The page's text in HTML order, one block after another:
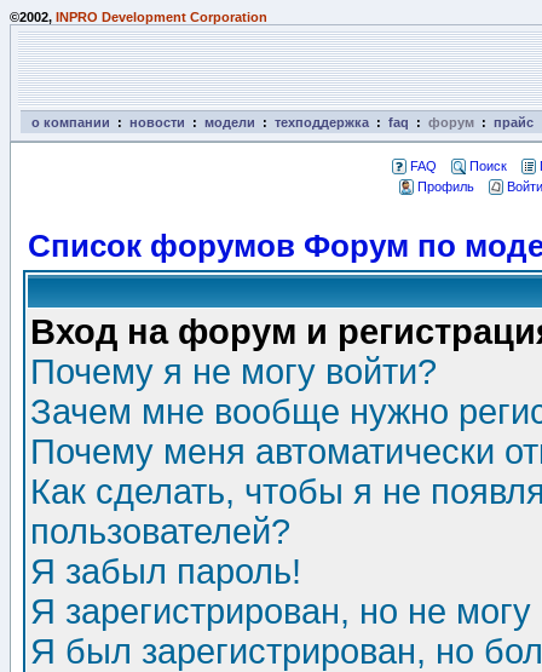
©2002, INPRO Development Corporation
о компании : новости : модели : техподдержка : faq : форум : прайс
FAQ Поиск
Профиль
Список форумов Форум по
Вход на форум и
Почему я не могу войти?
Зачем мне вообще нужно
Почему меня автоматически
Как сделать, чтобы я не
пользователей?
Я забыл пароль!
Я зарегистрирован, но не могу
Я был зарегистрирован, но